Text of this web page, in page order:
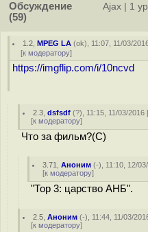
Обсуждение
(59)
Ajax 1
1.2 ,MPEG LA (ok), 11:07, 11/03/
[к модератору]
https://imgflip.com/i/10ncvd
2.3 ,dsfsdf (?), 11:15, 11/03/2016
[к модератору]
Что за фильм?(С)
3.71 ,Аноним (-), 11:10, 12/
[к модератору]
"Тор 3: царство АНБ".
2.5 ,Аноним (-), 11:44, 11/03/
[к модератору]